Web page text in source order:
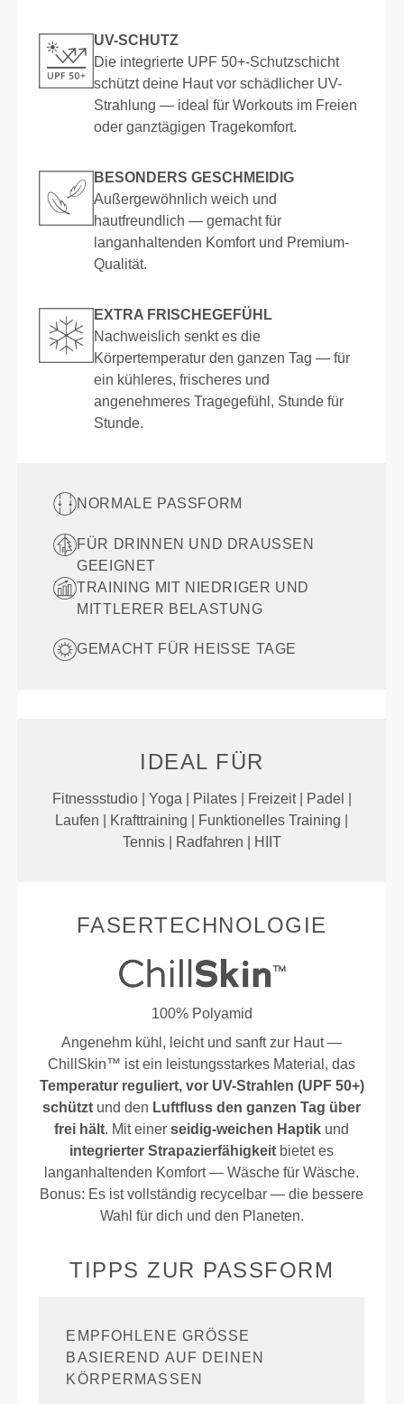
UV-SCHUTZ
Die integrierte UPF 50+-Schutzschicht
schützt deine Haut vor schädlicher UV-
Strahlung — ideal für Workouts im Freien
oder ganztägigen Tragekomfort.
BESONDERS GESCHMEIDIG
Außergewöhnlich weich und
hautfreundlich — gemacht für
langanhaltenden Komfort und Premium-
Qualität.
EXTRA FRISCHEGEFÜHL
Nachweislich senkt es die
Körpertemperatur den ganzen Tag — für
ein kühleres, frischeres und
angenehmeres Tragegefühl, Stunde für
Stunde.
NORMALE PASSFORM
FÜR DRINNEN UND DRAUSSEN G
EEIGNET
TRAINING MIT NIEDRIGER UND
MITTLERER BELASTUNG
GEMACHT FÜR HEISSE TAGE
IDEAL FÜR
Fitnessstudio | Yoga | Pilates | Freizeit | Padel |
Laufen | Krafttraining | Funktionelles Training |
Tennis | Radfahren | HIIT
FASERTECHNOLOGIE
100% Polyamid
Angenehm kühl, leicht und sanft zur Haut —
ChillSkin™ ist ein leistungsstarkes Material, das
Temperatur reguliert, vor UV-Strahlen (UPF 50+)
schützt und den Luftfluss den ganzen Tag über
frei hält. Mit einerseidig-weichen Haptik und
integrierter Strapazierfähigkeit bietet es
langanhaltenden Komfort — Wäsche für Wäsche.
Bonus: Es ist vollständig recycelbar — die bessere
Wahl für dich und den Planeten.
TIPPS ZUR PASSFORM
EMPFOHLENE GRÖSSE B
ASIEREND AUF DEINEN K
ÖRPERMASSEN